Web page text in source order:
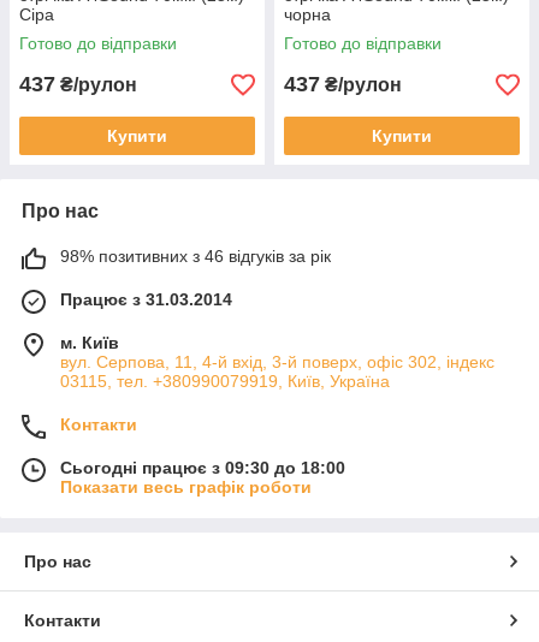
Сіра
Готово до відправки
437 ₴/рулон
Купити
чорна
Готово до відправки
437 ₴/рулон
Купити
Про нас
98% позитивних з 46 відгуків за рік
Працює з 31.03.2014
м. Київ
вул. Серпова, 11, 4-й вхід, 3-й поверх, офіс 302, індекс
03115, тел. +380990079919, Київ, Україна
Контакти
Сьогодні працює з 09:30 до 18:00
Показати весь графік роботи
Про нас
Контакти